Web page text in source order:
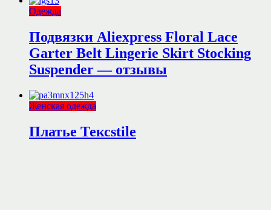
Одежда
Подвязки Aliexpress Floral Lace
Garter Belt Lingerie Skirt Stocking
Suspender — отзывы
Женская одежда
Платье Тексstile